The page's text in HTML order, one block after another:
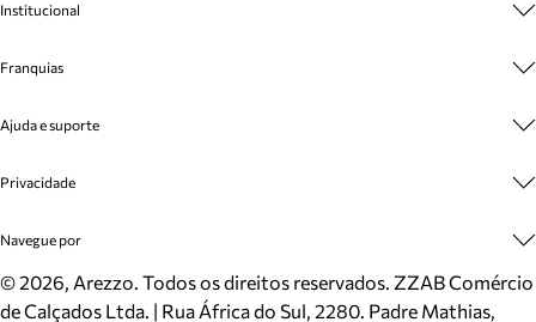
Institucional
Cashback
Venda Corporativa
Mapa do Site
Inverno
Mundo Arezzo
Franquias
Plano de Negócio
Ajuda e suporte
Cadastro
Meus Pedidos
Trocas e Devoluções
Cartão Presente
Privacidade
Politica e Privacidade
Navegue por
Sapatos
Bolsas
©2026, Arezzo. Todos os direitos reservados. ZZAB Comércio
de Calçados Ltda. | Rua África do Sul, 2280. Padre Mathias,